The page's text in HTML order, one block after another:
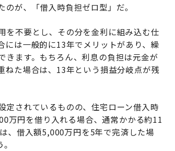
が、「借入時負担ゼロ型」だ。
を不要とし、その分を金利に組み込む仕
は一般的に13年でメリットがあり、繰
きます。もちろん、利息の負担は元金が
ねた場合は、13年という損益分岐点が残
定されているものの、住宅ローン借入時
万円を借り入れる場合、通常かかる約11
、借入額5,000万円を5年で完済した場